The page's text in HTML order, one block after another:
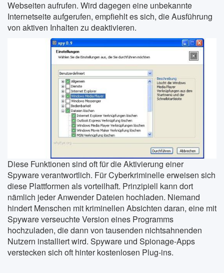
Webseiten aufrufen. Wird dagegen eine unbekannte
Internetseite aufgerufen, empfiehlt es sich, die Ausführung
von aktiven Inhalten zu deaktivieren.
Diese Funktionen sind oft für die Aktivierung einer
Spyware verantwortlich. Für Cyberkriminelle erweisen sich
diese Plattformen als vorteilhaft. Prinzipiell kann dort
nämlich jeder Anwender Dateien hochladen. Niemand
hindert Menschen mit kriminellen Absichten daran, eine mit
Spyware verseuchte Version eines Programms
hochzuladen, die dann von tausenden nichtsahnenden
Nutzern installiert wird. Spyware und Spionage-Apps
verstecken sich oft hinter kostenlosen Plug-ins.